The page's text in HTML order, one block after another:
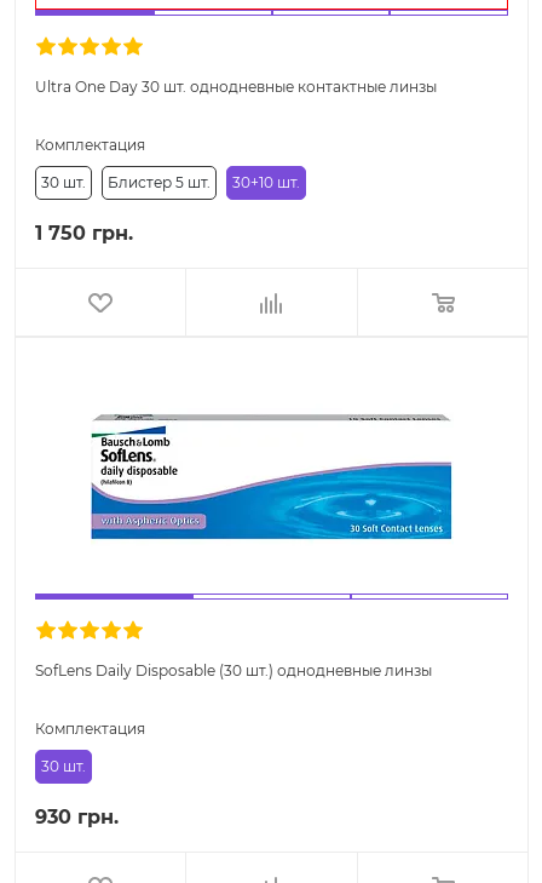
Ultra One Day 30 шт. однодневные контактные линзы
Комплектация
30 шт. Блистер 5 шт. 30+10 шт.
1 750 грн.
SofLens Daily Disposable (30 шт.) однодневные линзы
Комплектация
30 шт.
930 грн.